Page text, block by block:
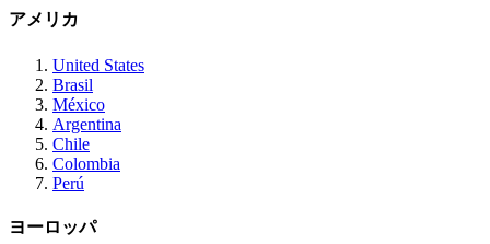
アメリカ
United States
Brasil
México
Argentina
Chile
Colombia
Perú
ヨーロッパ